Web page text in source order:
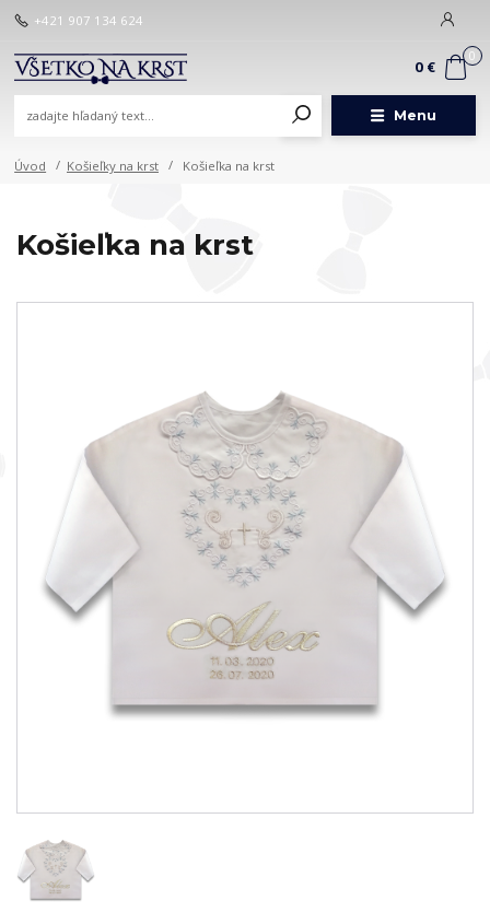
Menu
+421 907 134 624
0
0 €
Úvod Košieľky na krst Košieľka na krst
Košieľka na krst